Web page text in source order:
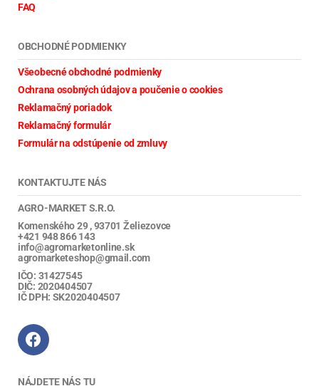
FAQ
OBCHODNÉ PODMIENKY
Všeobecné obchodné podmienky
Ochrana osobných údajov a poučenie o cookies
Reklamačný poriadok
Reklamačný formulár
Formulár na odstúpenie od zmluvy
KONTAKTUJTE NÁS
AGRO-MARKET S.R.O.
Komenského 29 , 93701 Želiezovce
+421 948 866 143
info@agromarketonline.sk
agromarketeshop@gmail.com
IČO: 31427545
DIČ: 2020404507
IČ DPH: SK2020404507
NÁJDETE NÁS TU